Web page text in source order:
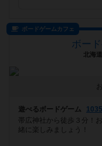
ボードゲームカフェ
ボー
北海
遊べるボードゲーム
帯広神社から徒歩３分！
緒に楽しみましょう！